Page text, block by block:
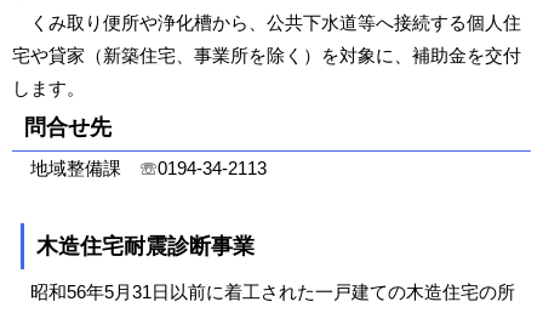
くみ取り便所や浄化槽から、公共下水道等へ接続する個人住
宅や貸家（新築住宅、事業所を除く）を対象に、補助金を交付
します。
問合せ先
地域整備課 ☏0194-34-2113
木造住宅耐震診断事業
昭和56年5月31日以前に着工された一戸建ての木造住宅の所